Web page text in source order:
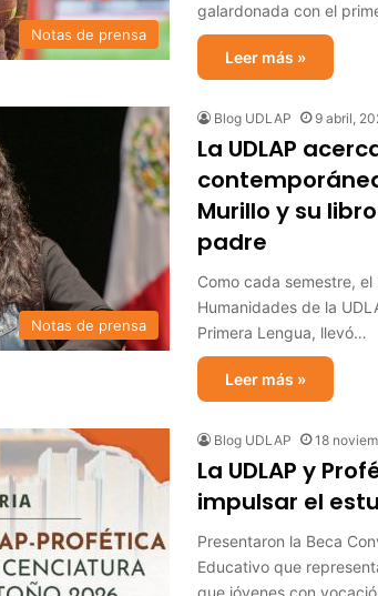
Notas de prensa
galardonada con el
Leer más »
Notas de prensa
Blog UDLAP 9 abril,
La UDLAP
Murillo y su
padre
Como cada semestre,
Humanidades de la
Primera Lengua, llevó…
Leer más »
Blog UDLAP 18
La UDLAP y
impulsar el
Presentaron la Beca
Educativo que
que jóvenes con